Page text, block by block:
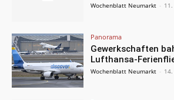
Wochenblatt Neumarkt -
Panorama
Gewerkschaften
Lufthansa-
Wochenblatt Neumarkt -